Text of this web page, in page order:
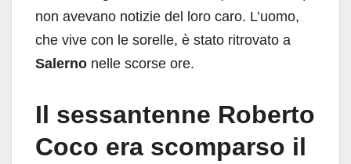
non avevano notizie del loro caro. L’uomo,
che vive con le sorelle, è stato ritrovato a
Salerno nelle scorse ore.
Il sessantenne Roberto
Coco era scomparso il